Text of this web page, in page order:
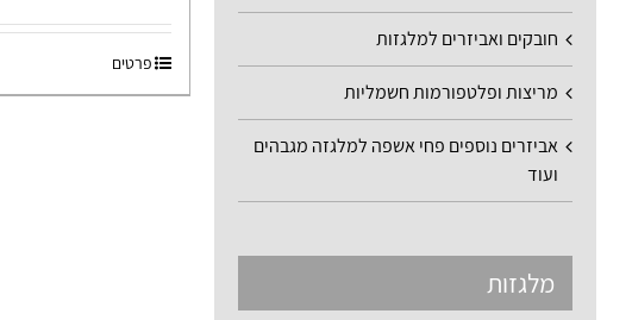
פרטים
חובקים ואביזרים למלגזות
מריצות ופלטפורמות חשמליות
אביזרים נוספים פחי אשפה למלגזה מגבהים
ועוד
מלגזות